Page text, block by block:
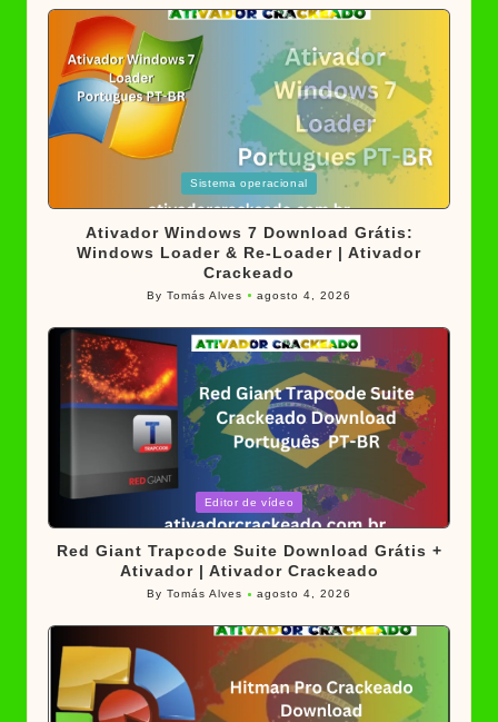
in
Sistema operacional
Ativador Windows 7 Download Grátis:
Windows Loader & Re-Loader | Ativador
Crackeado
Posted
ByTomás Alves agosto 4, 2026
Posted
in
Editor de vídeo
Red Giant Trapcode Suite Download Grátis +
Ativador | Ativador Crackeado
Posted
ByTomás Alves agosto 4, 2026